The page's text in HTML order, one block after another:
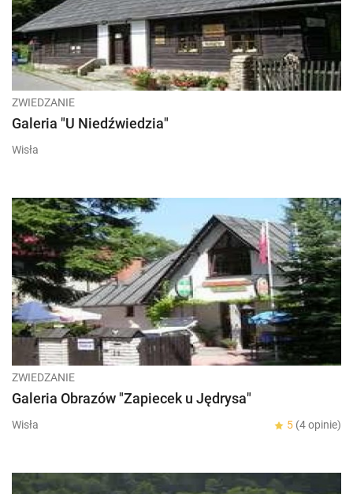
ZWIEDZANIE
Galeria "U Niedźwiedzia"
Wisła
ZWIEDZANIE
Galeria Obrazów "Zapiecek u Jędrysa"
Wisła 5 (4 opinie)